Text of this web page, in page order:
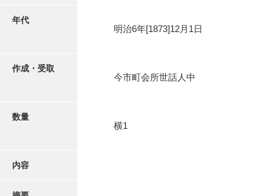
年代
明治6年[1873]12月1日
作成・受取
今市町会所世話人中
数量
横1
内容